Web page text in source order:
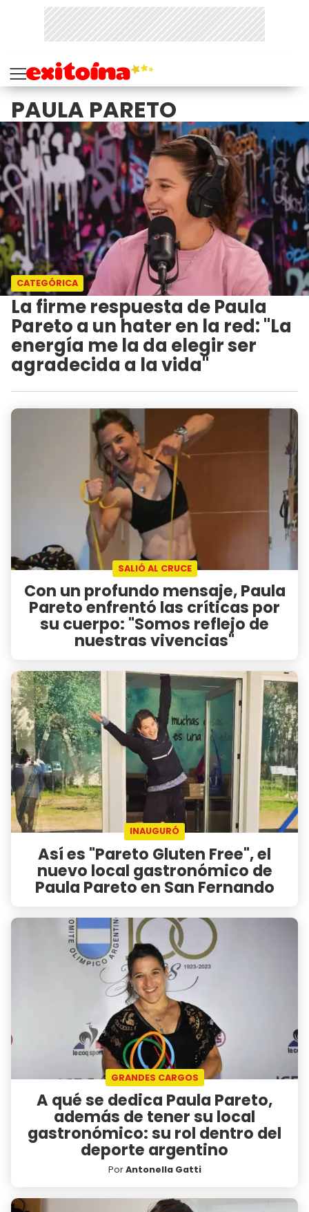
PAULA PARETO
CATEGÓRICA
La firme respuesta de Paula
Pareto a un hater en la red: "La
energía me la da elegir ser
agradecida a la vida"
SALIÓ AL CRUCE
Con un profundo mensaje, Paula
Pareto enfrentó las críticas por
su cuerpo: "Somos reflejo de
nuestras vivencias"
INAUGURÓ
Así es "Pareto Gluten Free", el
nuevo local gastronómico de
Paula Pareto en San Fernando
GRANDES CARGOS
A qué se dedica Paula Pareto,
además de tener su local
gastronómico: su rol dentro del
deporte argentino
PorAntonella Gatti